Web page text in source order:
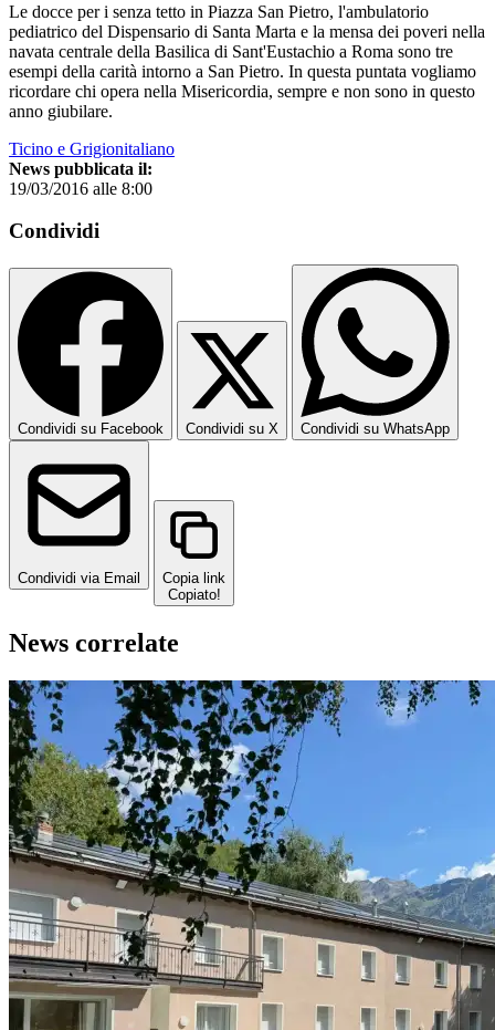
Le docce per i senza tetto in Piazza San Pietro, l'ambulatorio
pediatrico del Dispensario di Santa Marta e la mensa dei poveri nella
navata centrale della Basilica di Sant'Eustachio a Roma sono tre
esempi della carità intorno a San Pietro. In questa puntata vogliamo
ricordare chi opera nella Misericordia, sempre e non sono in questo
anno giubilare.
Ticino e Grigionitaliano
News pubblicata il:
19/03/2016 alle 8:00
Condividi
Condividi su Facebook Condividi su X Condividi su WhatsApp
Condividi via Email
Copia link
Copiato!
News correlate